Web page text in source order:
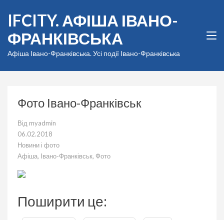
вмісту
(натисніть
Enter)
IFCITY. АФІША ІВАНО-
ФРАНКІВСЬКА
Афіша Івано-Франківська. Усі події Івано-Франківська
Фото Івано-Франківськ
Від myadmin
06.02.2018
Новини і фото
Афіша, Івано-Франківськ, Фото
Поширити це: